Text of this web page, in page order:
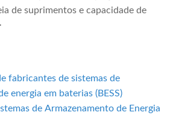
de suprimentos e capacidade de
fabricantes de sistemas de
energia em baterias (BESS)
de Armazenamento de Energia